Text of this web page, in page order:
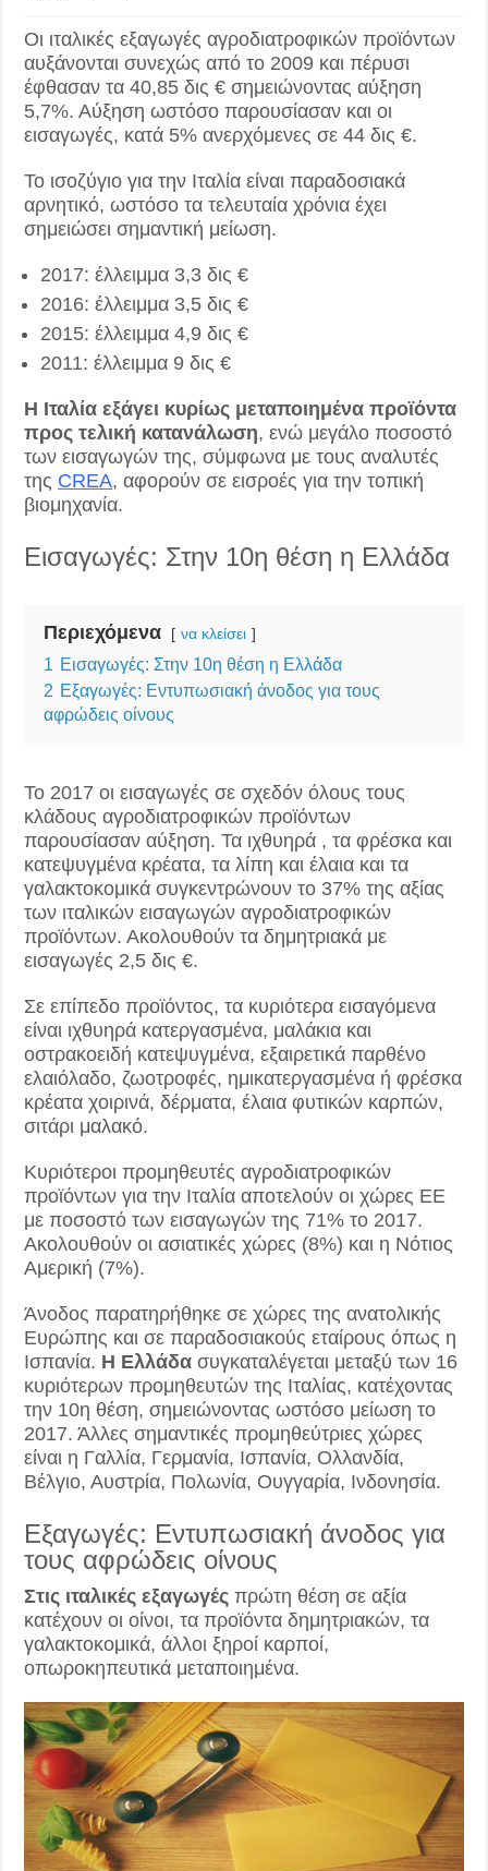
Οι ιταλικές εξαγωγές αγροδιατροφικών προϊόντων
αυξάνονται συνεχώς από το 2009 και πέρυσι
έφθασαν τα 40,85 δις € σημειώνοντας αύξηση
5,7%. Αύξηση ωστόσο παρουσίασαν και οι
εισαγωγές, κατά 5% ανερχόμενες σε 44 δις €.
Το ισοζύγιο για την Ιταλία είναι παραδοσιακά
αρνητικό, ωστόσο τα τελευταία χρόνια έχει
σημειώσει σημαντική μείωση.
2017: έλλειμμα 3,3 δις €
2016: έλλειμμα 3,5 δις €
2015: έλλειμμα 4,9 δις €
2011: έλλειμμα 9 δις €
Η Ιταλία εξάγει κυρίως μεταποιημένα προϊόντα
προς τελική κατανάλωση, ενώ μεγάλο ποσοστό
των εισαγωγών της, σύμφωνα με τους αναλυτές
της CREA, αφορούν σε εισροές για την τοπική
βιομηχανία.
Εισαγωγές: Στην 10η θέση η Ελλάδα
Περιεχόμενα να κλείσει
1 Εισαγωγές: Στην 10η θέση η Ελλάδα
2 Εξαγωγές: Εντυπωσιακή άνοδος για τους
αφρώδεις οίνους
Το 2017 οι εισαγωγές σε σχεδόν όλους τους
κλάδους αγροδιατροφικών προϊόντων
παρουσίασαν αύξηση. Τα ιχθυηρά , τα φρέσκα και
κατεψυγμένα κρέατα, τα λίπη και έλαια και τα
γαλακτοκομικά συγκεντρώνουν το 37% της αξίας
των ιταλικών εισαγωγών αγροδιατροφικών
προϊόντων. Ακολουθούν τα δημητριακά με
εισαγωγές 2,5 δις €.
Σε επίπεδο προϊόντος, τα κυριότερα εισαγόμενα
είναι ιχθυηρά κατεργασμένα, μαλάκια και
οστρακοειδή κατεψυγμένα, εξαιρετικά παρθένο
ελαιόλαδο, ζωοτροφές, ημικατεργασμένα ή φρέσκα
κρέατα χοιρινά, δέρματα, έλαια φυτικών καρπών,
σιτάρι μαλακό.
Κυριότεροι προμηθευτές αγροδιατροφικών
προϊόντων για την Ιταλία αποτελούν οι χώρες ΕΕ
με ποσοστό των εισαγωγών της 71% το 2017.
Ακολουθούν οι ασιατικές χώρες (8%) και η Νότιος
Αμερική (7%).
Άνοδος παρατηρήθηκε σε χώρες της ανατολικής
Ευρώπης και σε παραδοσιακούς εταίρους όπως η
Ισπανία. Η Ελλάδα συγκαταλέγεται μεταξύ των 16
κυριότερων προμηθευτών της Ιταλίας, κατέχοντας
την 10η θέση, σημειώνοντας ωστόσο μείωση το
2017. Άλλες σημαντικές προμηθεύτριες χώρες
είναι η Γαλλία, Γερμανία, Ισπανία, Ολλανδία,
Βέλγιο, Αυστρία, Πολωνία, Ουγγαρία, Ινδονησία.
Εξαγωγές: Εντυπωσιακή άνοδος για
τους αφρώδεις οίνους
Στις ιταλικές εξαγωγές πρώτη θέση σε αξία
κατέχουν οι οίνοι, τα προϊόντα δημητριακών, τα
γαλακτοκομικά, άλλοι ξηροί καρποί,
οπωροκηπευτικά μεταποιημένα.